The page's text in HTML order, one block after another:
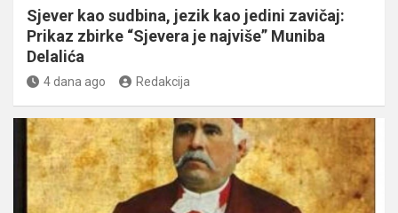
Sjever kao sudbina, jezik kao jedini zavičaj:
Prikaz zbirke “Sjevera je najviše” Muniba
Delalića
4 dana ago Redakcija